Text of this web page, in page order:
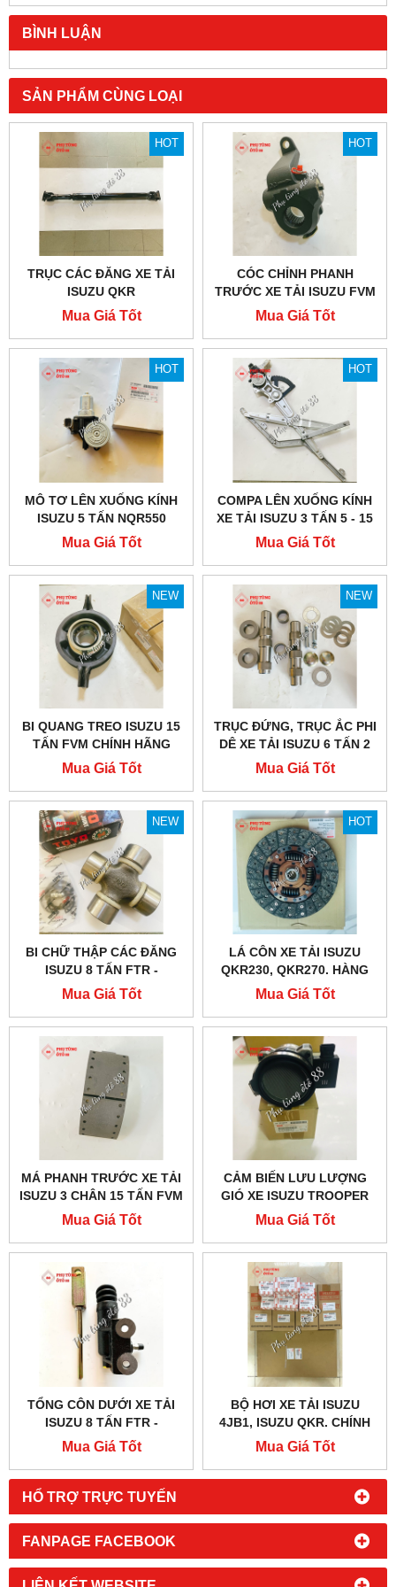
HỔ TRỢ TRỰC TUYẾN
FANPAGE FACEBOOK
BÌNH LUẬN
SẢN PHẨM CÙNG LOẠI
HOT
TRỤC CÁC ĐĂNG XE TẢI
ISUZU QKR
Mua Giá Tốt
HOT
CÓC CHỈNH PHANH
TRƯỚC XE TẢI ISUZU FVM
1500
Mua Giá Tốt
HOT
MÔ TƠ LÊN XUỐNG KÍNH
ISUZU 5 TẤN NQR550
Mua Giá Tốt
HOT
COMPA LÊN XUỐNG KÍNH
XE TẢI ISUZU 3 TẤN 5 - 15
TẤN
Mua Giá Tốt
NEW
BI QUANG TREO ISUZU 15
TẤN FVM CHÍNH HÃNG
Mua Giá Tốt
NEW
TRỤC ĐỨNG, TRỤC ẮC PHI
DÊ XE TẢI ISUZU 6 TẤN 2
Mua Giá Tốt
NEW
BI CHỮ THẬP CÁC ĐĂNG
ISUZU 8 TẤN FTR -
1373001021
Mua Giá Tốt
HOT
LÁ CÔN XE TẢI ISUZU
QKR230, QKR270. HÀNG
CHÍNH HÃNG
Mua Giá Tốt
MÁ PHANH TRƯỚC XE TẢI
ISUZU 3 CHÂN 15 TẤN FVM
CẢ XƯƠNG - 1471703160
Mua Giá Tốt
CẢM BIẾN LƯU LƯỢNG
GIÓ XE ISUZU TROOPER
CHÍNH HÃNG - 8251668461
Mua Giá Tốt
TỔNG CÔN DƯỚI XE TẢI
ISUZU 8 TẤN FTR -
1475700503
Mua Giá Tốt
BỘ HƠI XE TẢI ISUZU
4JB1, ISUZU QKR. CHÍNH
HÃNG, GIÁ TỐT
Mua Giá Tốt